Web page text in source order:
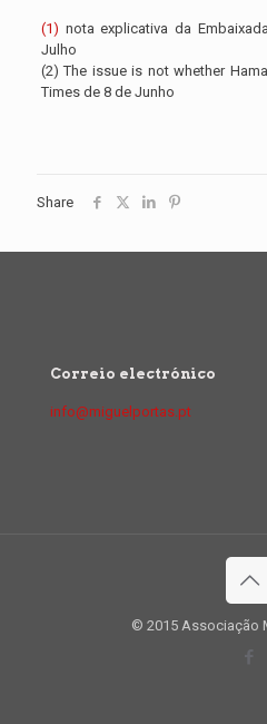
(1) nota explicativa da
Julho
(2) The issue is not whether
Times de 8 de Junho
Share
Correio electrónico
info@miguelportas.pt
© 2015 Associação